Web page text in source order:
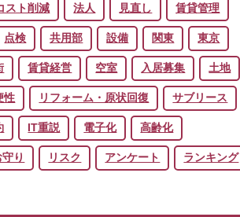
スト削減 法人 見直し 賃貸管理
点検 共用部 設備 関東 東京
賃貸経営 空室 入居募集 土地
性 リフォーム・原状回復 サブリース
IT重説 電子化 高齢化
り リスク アンケート ランキング